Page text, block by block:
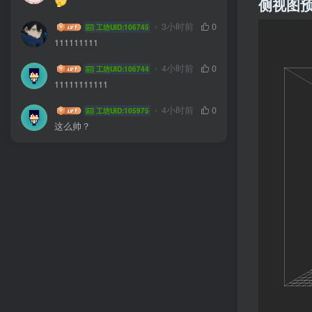
zfxgsdfgvsz工坊UID:106745 3小时前
0
111111111
YuDouFuu工坊UID:106744 4小时前
0
11111111111
longqil 工坊UID:105975 4小时前
0
这么帅？
侧视图